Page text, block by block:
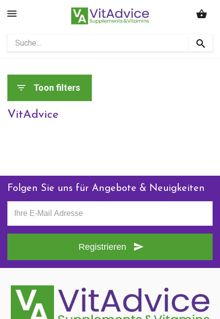
Toon filters
VitAdvice
Folgen Sie uns für Angebote & Neuigkeiten
Registrieren